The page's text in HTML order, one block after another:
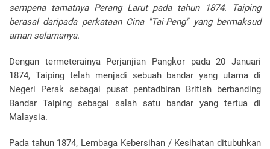
sempena tamatnya Perang Larut pada tahun 1874. Taiping
berasal daripada perkataan Cina "Tai-Peng" yang bermaksud
aman selamanya.
Dengan termeterainya Perjanjian Pangkor pada 20 Januari
1874, Taiping telah menjadi sebuah bandar yang utama di
Negeri Perak sebagai pusat pentadbiran British berbanding
Bandar Taiping sebagai salah satu bandar yang tertua di
Malaysia.
Pada tahun 1874, Lembaga Kebersihan / Kesihatan ditubuhkan